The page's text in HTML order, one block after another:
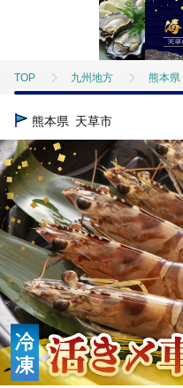
TOP 九州地方 熊本県
TOP
TOP えび
熊本県 天草市